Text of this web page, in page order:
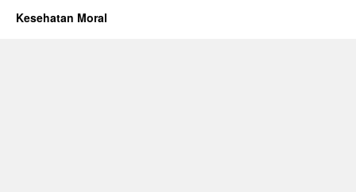
Kesehatan Moral